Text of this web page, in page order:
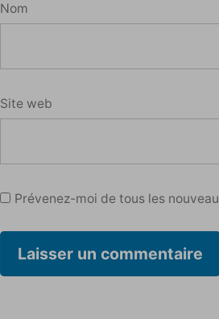
Nom
Site web
Prévenez-moi de tous les